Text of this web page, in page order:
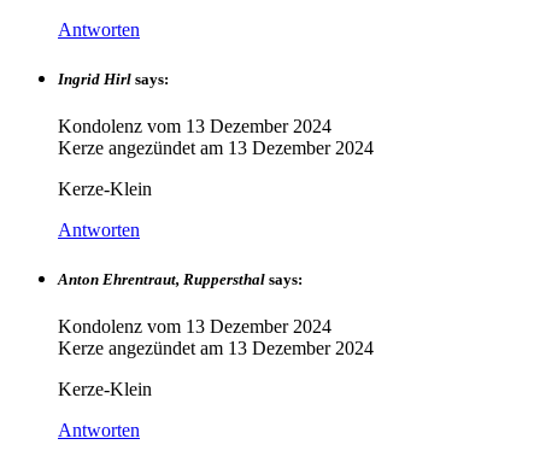
Antworten
Ingrid Hirl says:
Kondolenz vom 13 Dezember 2024
Kerze angezündet am 13 Dezember 2024
Kerze-Klein
Antworten
Anton Ehrentraut, Ruppersthal says:
Kondolenz vom 13 Dezember 2024
Kerze angezündet am 13 Dezember 2024
Kerze-Klein
Antworten